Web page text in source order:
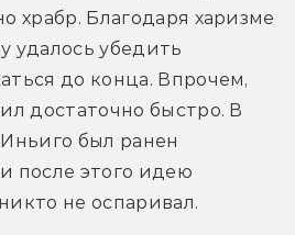
храбр. Благодаря харизме
удалось убедить
до конца. Впрочем,
достаточно быстро. В
был ранен
после этого идею
не оспаривал.